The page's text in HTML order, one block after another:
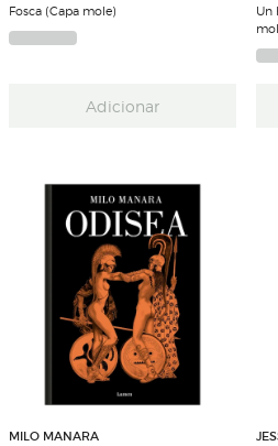
Fosca (Capa mole)
Adicionar
Un
MILO MANARA